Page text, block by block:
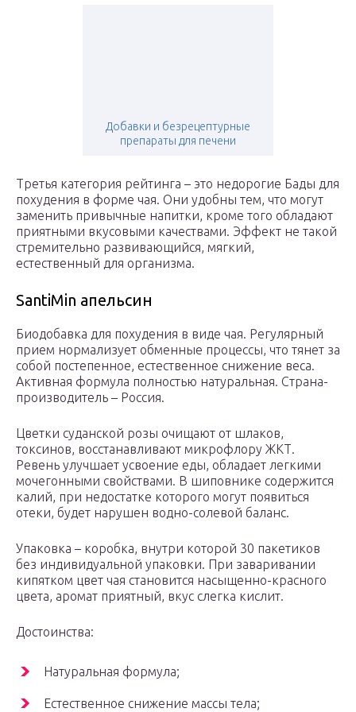
Добавки и безрецептурные
препараты для печени
Третья категория рейтинга – это недорогие Бады для
похудения в форме чая. Они удобны тем, что могут
заменить привычные напитки, кроме того обладают
приятными вкусовыми качествами. Эффект не такой
стремительно развивающийся, мягкий,
естественный для организма.
SantiMin апельсин
Биодобавка для похудения в виде чая. Регулярный
прием нормализует обменные процессы, что тянет за
собой постепенное, естественное снижение веса.
Активная формула полностью натуральная. Страна-
производитель – Россия.
Цветки суданской розы очищают от шлаков,
токсинов, восстанавливают микрофлору ЖКТ.
Ревень улучшает усвоение еды, обладает легкими
мочегонными свойствами. В шиповнике содержится
калий, при недостатке которого могут появиться
отеки, будет нарушен водно-солевой баланс.
Упаковка – коробка, внутри которой 30 пакетиков
без индивидуальной упаковки. При заваривании
кипятком цвет чая становится насыщенно-красного
цвета, аромат приятный, вкус слегка кислит.
Достоинства:
Натуральная формула;
Естественное снижение массы тела;